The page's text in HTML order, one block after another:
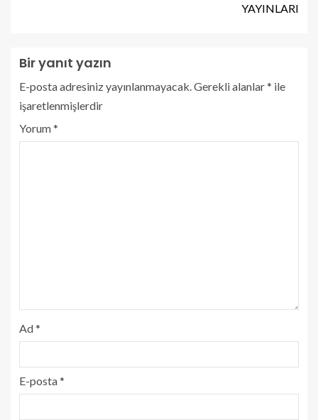
YAYINLARI
Bir yanıt yazın
E-posta adresiniz yayınlanmayacak.Gerekli alanlar* ile
işaretlenmişlerdir
Yorum*
Ad*
E-posta*